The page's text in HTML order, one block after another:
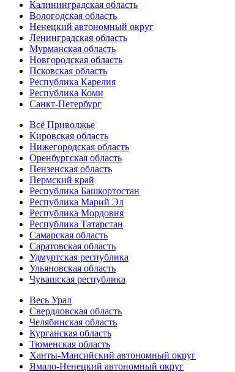
Калининградская область
Вологодская область
Ненецкий автономный округ
Ленинградская область
Мурманская область
Новгородская область
Псковская область
Республика Карелия
Республика Коми
Санкт-Петербург
Всё Приволжье
Кировская область
Нижегородская область
Оренбургская область
Пензенская область
Пермский край
Республика Башкортостан
Республика Марий Эл
Республика Мордовия
Республика Татарстан
Самарская область
Саратовская область
Удмуртская республика
Ульяновская область
Чувашская республика
Весь Урал
Свердловская область
Челябинская область
Курганская область
Тюменская область
Ханты-Мансийский автономный округ
Ямало-Ненецкий автономный округ